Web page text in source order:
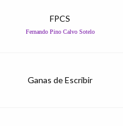
FPCS
Fernando Pino Calvo Sotelo
Ganas de Escribir